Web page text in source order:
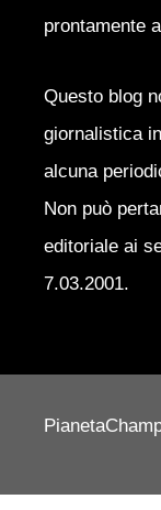
prontamente
Questo blog
giornalistica
alcuna
Non può
editoriale ai
7.03.2001.